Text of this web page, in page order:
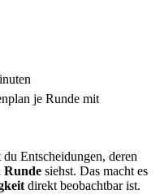
je Runde mit
Entscheidungen, deren
Runde siehst. Das macht es
direkt beobachtbar ist.